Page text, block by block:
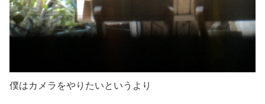
僕はカメラをやりたいというより